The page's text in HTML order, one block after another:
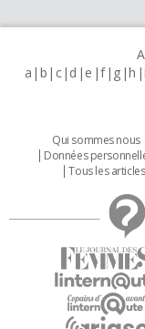
a b c d e f g h i
Qui sommes nous
Données
Tous les articles